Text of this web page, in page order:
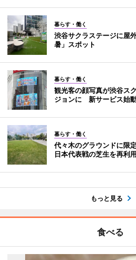
暮らす・働く
渋谷サクラステージに屋
暑」スポット
暮らす・働く
観光客の顔写真が渋谷ス
ジョンに 新サービス始
暮らす・働く
代々木のグラウンドに限
日本代表戦の芝生を再利用
もっと見る
食べる